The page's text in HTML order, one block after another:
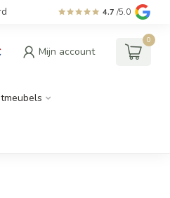
4.7 /5.0
Mijn account
0